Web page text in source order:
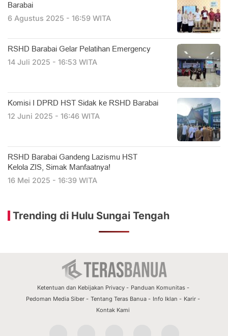
Barabai
6 Agustus 2025 - 16:59 WITA
RSHD Barabai Gelar Pelatihan Emergency
14 Juli 2025 - 16:53 WITA
Komisi I DPRD HST Sidak ke RSHD Barabai
12 Juni 2025 - 16:46 WITA
RSHD Barabai Gandeng Lazismu HST
Kelola ZIS, Simak Manfaatnya!
16 Mei 2025 - 16:39 WITA
Trending di Hulu Sungai Tengah
Ketentuan dan Kebijakan Privacy
Panduan Komunitas
Pedoman Media Siber
Tentang Teras Banua Info Iklan
Karir
Kontak Kami